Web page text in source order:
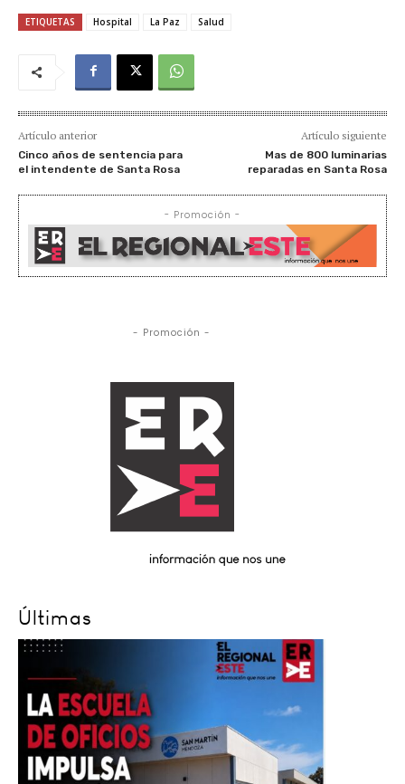
ETIQUETAS Hospital La Paz Salud
Artículo anterior
Cinco años de sentencia para
el intendente de Santa Rosa
Artículo siguiente
Mas de 800 luminarias
reparadas en Santa Rosa
- Promoción -
- Promoción -
Últimas